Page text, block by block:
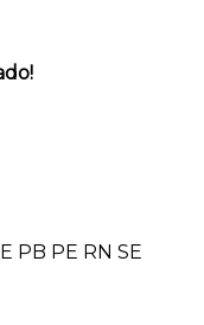
PB PE RN SE